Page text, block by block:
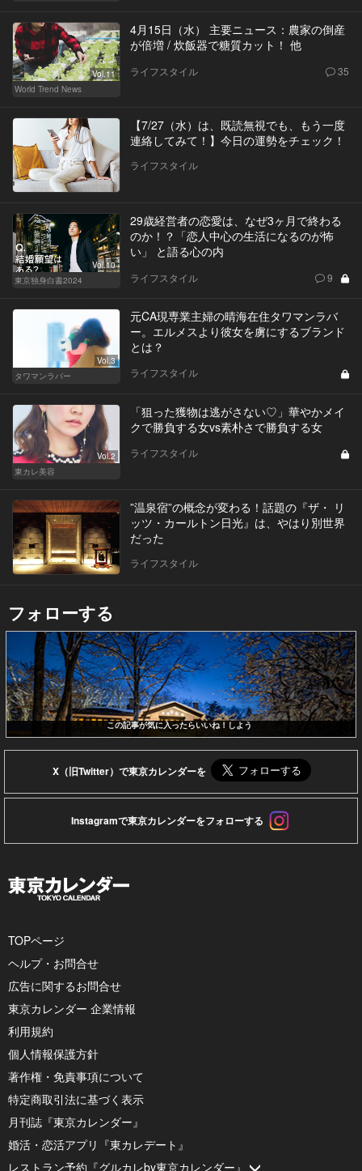
Vol.11
World Trend News
4月15日（水） 主要ニュース：農家の倒産
が倍増 / 炊飯器で糖質カット！ 他
ライフスタイル 35
【7/27（水）は、既読無視でも、もう一度
連絡してみて！】今日の運勢をチェック！
ライフスタイル
Vol.10
東京独身白書2024
29歳経営者の恋愛は、なぜ3ヶ月で終わる
のか！？「恋人中心の生活になるのが怖
い」 と語る心の内
ライフスタイル 9
Vol.3
タワマンラバー
元CA現専業主婦の晴海在住タワマンラバ
ー。エルメスより彼女を虜にするブランド
とは？
ライフスタイル
Vol.2
東カレ美容
「狙った獲物は逃がさない♡」華やかメイ
クで勝負する女vs素朴さで勝負する女
ライフスタイル
”温泉宿”の概念が変わる！話題の『ザ・ リ
ッツ・カールトン日光』は、やはり別世界
だった
ライフスタイル
フォローする
この記事が気に入ったらいいね！しよう
X（旧Twitter）で東京カレンダーを
Instagramで東京カレンダーをフォローする
TOPページ
ヘルプ・お問合せ
広告に関するお問合せ
東京カレンダー 企業情報
利用規約
個人情報保護方針
著作権・免責事項について
特定商取引法に基づく表示
月刊誌『東京カレンダー』
婚活・恋活アプリ『東カレデート』
レストラン予約『グルカレby東京カレンダー』